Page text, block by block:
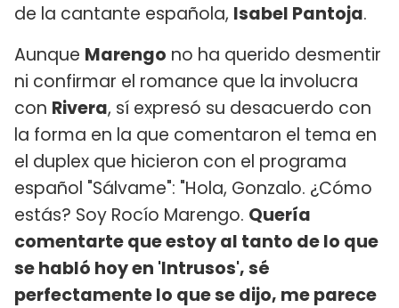
de la cantante española, Isabel Pantoja.
Aunque Marengo no ha querido desmentir
ni confirmar el romance que la involucra
con Rivera, sí expresó su desacuerdo con
la forma en la que comentaron el tema en
el duplex que hicieron con el programa
español "Sálvame": "Hola, Gonzalo. ¿Cómo
estás? Soy Rocío Marengo. Quería
comentarte que estoy al tanto de lo que
se habló hoy en 'Intrusos', sé
perfectamente lo que se dijo, me parece